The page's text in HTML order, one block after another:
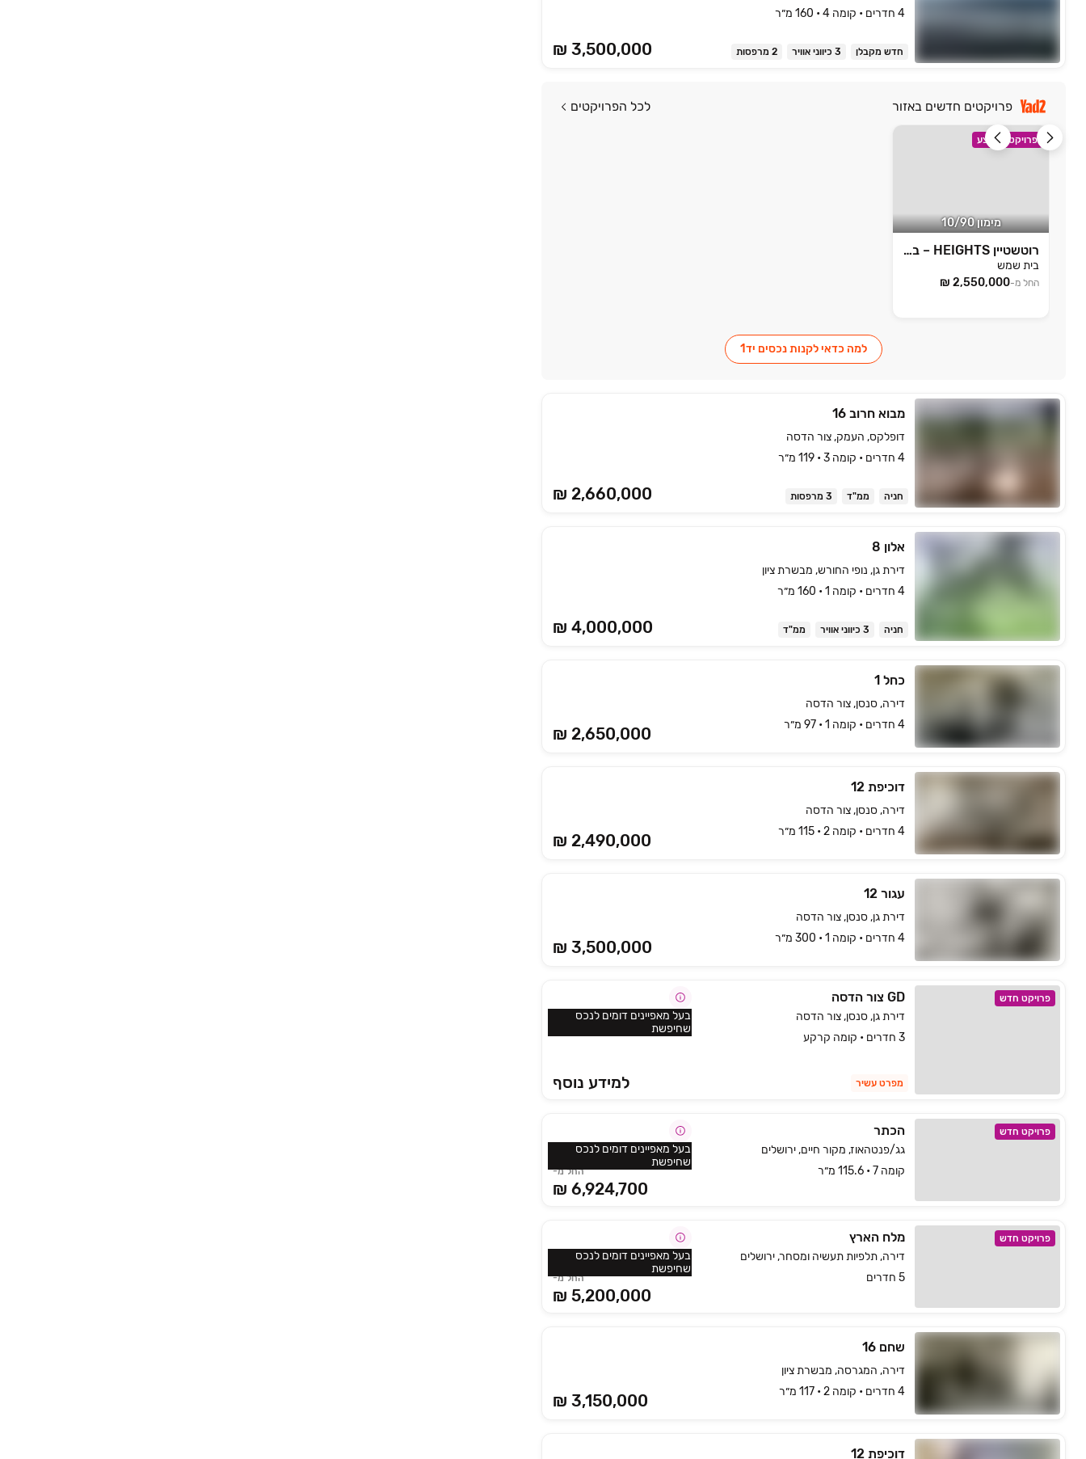
₪ 3,500,000
4 חדרים • קומה ‎4‏ • 160 מ״ר
חדש מקבלן 3 כיווני אוויר 2 מרפסות
פרויקטים חדשים באזור לכל הפרויקטים
פרויקט במבצע
מימון 10/90
רוטשטיין HEIGHTS – בית שמש
בית שמש
החל מ-
למה כדאי לקנות נכסים יד1
₪ 2,660,000
מבוא חרוב 16
דופלקס, העמק, צור הדסה
4 חדרים • קומה ‎3‏ • 119 מ״ר
חניה ממ"ד 3 מרפסות
₪ 4,000,000
אלון 8
דירת גן, נופי החורש, מבשרת ציון
4 חדרים • קומה ‎1‏ • 160 מ״ר
חניה 3 כיווני אוויר ממ"ד
₪ 2,650,000
כחל 1
דירה, סנסן, צור הדסה
4 חדרים • קומה ‎1‏ • 97 מ״ר
₪ 2,490,000
דוכיפת 12
דירה, סנסן, צור הדסה
4 חדרים • קומה ‎2‏ • 115 מ״ר
₪ 3,500,000
עגור 12
דירת גן, סנסן, צור הדסה
4 חדרים • קומה ‎1‏ • 300 מ״ר
פרויקט חדש GD צור הדסה
דירת גן, סנסן, צור הדסה
3 חדרים • קומה קרקע
למידע נוסף מפרט עשיר
בעל מאפיינים דומים לנכס
שחיפשת
פרויקט חדש הכתר
גג/פנטהאוז, מקור חיים, ירושלים
קומה 7 • 115.6 מ״ר
החל מ-
6,924,700 ₪
בעל מאפיינים דומים לנכס
שחיפשת
פרויקט חדש מלח הארץ
דירה, תלפיות תעשיה ומסחר, ירושלים
5 חדרים
החל מ-
5,200,000 ₪
בעל מאפיינים דומים לנכס
שחיפשת
₪ 3,150,000
שחם 16
דירה, המגרסה, מבשרת ציון
4 חדרים • קומה ‎2‏ • 117 מ״ר
דוכיפת 12